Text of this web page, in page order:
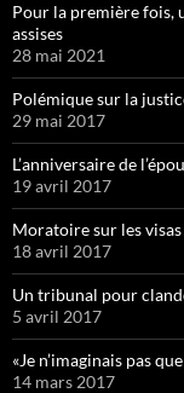
Pour la première fois,
assises
28 mai 2021
Polémique sur la
29 mai 2017
L’anniversaire de
19 avril 2017
Moratoire sur les
18 avril 2017
Un tribunal pour
5 avril 2017
«Je n’imaginais pas
14 mars 2017